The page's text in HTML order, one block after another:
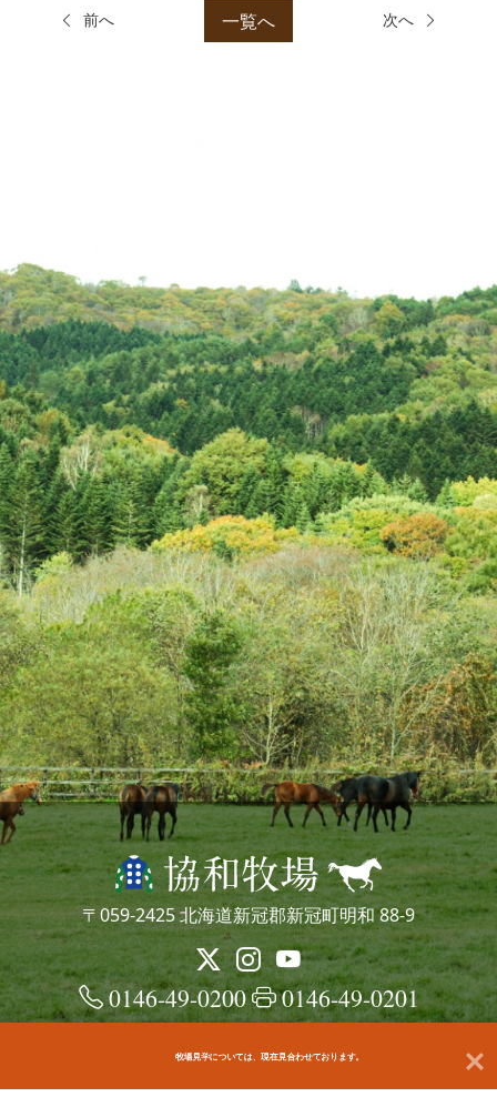
前へ 一覧へ 次へ
〒059-2425 北海道新冠郡新冠町明和 88-9
0146-49-0200 0146-49-0201
牧場見学については、現在見合わせております。